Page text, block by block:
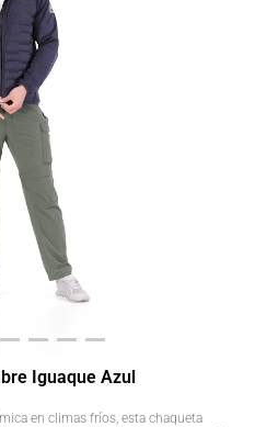
Iguaque Azul
en climas fríos, esta chaqueta